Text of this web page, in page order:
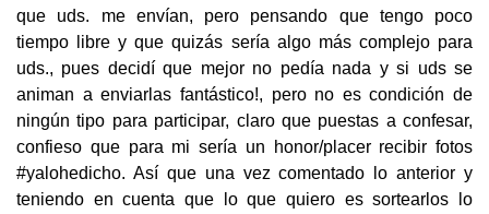
que uds. me envían, pero pensando que tengo poco
tiempo libre y que quizás sería algo más complejo para
uds., pues decidí que mejor no pedía nada y si uds se
animan a enviarlas fantástico!, pero no es condición de
ningún tipo para participar, claro que puestas a confesar,
confieso que para mi sería un honor/placer recibir fotos
#yalohedicho. Así que una vez comentado lo anterior y
teniendo en cuenta que lo que quiero es sortearlos lo